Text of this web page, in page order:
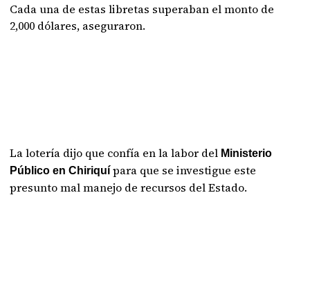
Cada una de estas libretas superaban el monto de
2,000 dólares, aseguraron.
La lotería dijo que confía en la labor del Ministerio
Público en Chiriquípara que se investigue este
presunto mal manejo de recursos del Estado.